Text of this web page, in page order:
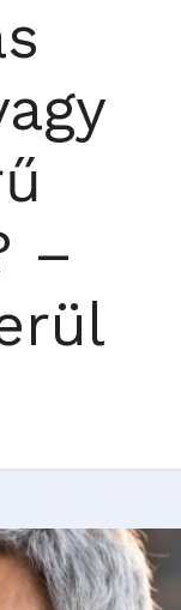
–